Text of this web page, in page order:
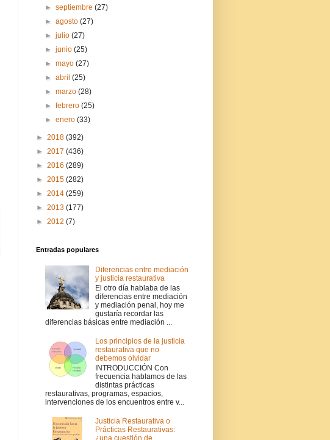
►septiembre(27)
►agosto(27)
►julio(27)
►junio(25)
►mayo(27)
►abril(25)
►marzo(28)
►febrero(25)
►enero(33)
► 2018 (392)
► 2017 (436)
► 2016 (289)
► 2015 (282)
► 2014 (259)
► 2013 (177)
► 2012 (7)
Entradas populares
Diferencias entre mediación
y justicia restaurativa
El otro día hablaba de las
diferencias entre mediación
y mediación penal, hoy me
gustaría recordar las
diferencias básicas entre mediación ...
Los principios de la justicia
restaurativa que no
debemos olvidar
INTRODUCCIÓN Con
frecuencia hablamos de las
distintas prácticas
restaurativas, programas, espacios,
intervenciones de los encuentros entre v...
Justicia Restaurativa o
Prácticas Restaurativas:
¿una cuestión de